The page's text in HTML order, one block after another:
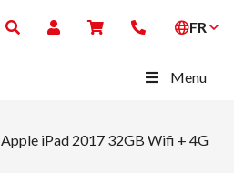
FR
Menu
Apple iPad 2017 32GB Wifi + 4G